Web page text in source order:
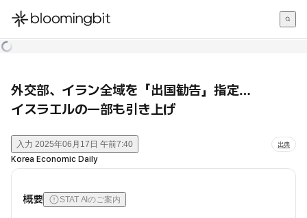
한국어
外交部、イラン全域を「出国勧告」指定…
イスラエルの一部も引き上げ
入力 2025年06月17日 午前7:40 出典
Korea Economic Daily
概要 STAT AIのご案内